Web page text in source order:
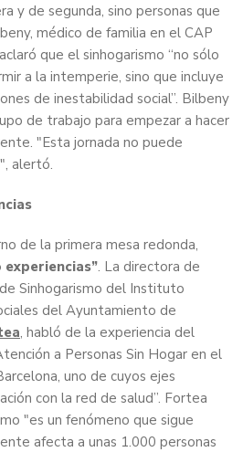
y de segunda, sino personas que
médico de familia en el CAP
que el sinhogarismo “no sólo
a la intemperie, sino que incluye
de inestabilidad social”. Bilbeny
de trabajo para empezar a hacer
"Esta jornada no puede
alertó.
de la primera mesa redonda,
. La directora de
Sinhogarismo del Instituto
del Ayuntamiento de
, habló de la experiencia del
a Personas Sin Hogar en el
uno de cuyos ejes
con la red de salud”. Fortea
"es un fenómeno que sigue
afecta a unas 1.000 personas